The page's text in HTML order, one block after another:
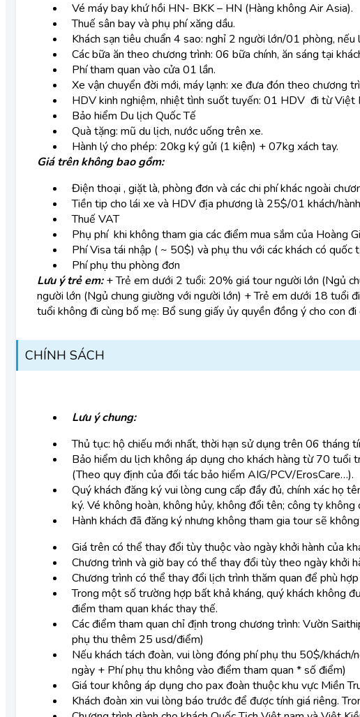
Vé máy bay khứ hồi HN- BKK – HN (Hàng không Air Asia).
Thuế sân bay và phụ phí xăng dầu.
Khách sạn tiêu chuẩn 4 sao: nghỉ 2 người lớn/01 phòng,
Các bữa ăn theo chương trình: 06 bữa chính, ăn sáng tại
Phí tham quan vào cửa 01 lần.
Xe vận chuyển đời mới, máy lạnh: xe đưa đón theo chương
HDV kinh nghiệm, nhiệt tình suốt tuyến: 01 HDV đi từ
Bảo hiểm Du lịch Quốc Tế
Quà tặng: mũ du lịch, nước uống trên xe.
Hành lý cho phép: 20kg ký gửi (1 kiện) + 07kg xách tay.
Giá trên không bao gồm:
Điện thoại , giặt là, phòng đơn và các chi phí khác ngoài
Tiền tip cho lái xe và HDV địa phương là 25$/01 khách/
Thuế VAT
Phụ phí khi không tham gia các điểm mua sắm của Hoàng
Phí Visa tái nhập ( ~ 50$) và phụ thu với các khách có quốc
Phí phụ thu phòng đơn
Lưu ý trẻ em: + Trẻ em dưới 2 tuổi: 20% giá tour người lớn (Ngủ
người lớn (Ngủ chung giường với người lớn) + Trẻ em dưới 18 tuổi
tuổi không đi cùng bố mẹ: Bổ sung giấy ủy quyền đồng ý cho con
CHÍNH SÁCH
Lưu ý chung:
Thủ tục: hộ chiếu mới nhất, thời hạn sử dụng trên 06 tháng
Bảo hiểm du lịch không áp dụng cho khách hàng từ 70
(Theo quy định của đối tác bảo hiểm AIG/PCV/ErosCare…).
Quý khách đăng ký vui lòng cung cấp đầy đủ, chính xác họ
ký. Vé không hoàn, không hủy, không đổi tên; công ty
Hành khách đã đăng ký nhưng không tham gia tour sẽ
Giá trên có thể thay đổi tùy thuộc vào ngày khởi hành của
Chương trình và giờ bay có thể thay đổi tùy theo ngày khởi
Chương trình có thể thay đổi lịch trình thăm quan để phù
Trong một số trường hợp bất khả kháng, quý khách không
điểm tham quan khác thay thế.
Các điểm tham quan chỉ định trong chương trình: Vườn
phụ thu thêm 25 usd/điểm)
Nếu khách tách đoàn, vui lòng đóng phí phụ thu 50$/
ngày + Phí phụ thu không vào điểm tham quan * số điểm)
Giá tour không áp dụng cho pax đoàn thuộc khu vực Miền
Khách đoàn xin vui lòng báo trước để được tính giá riêng.